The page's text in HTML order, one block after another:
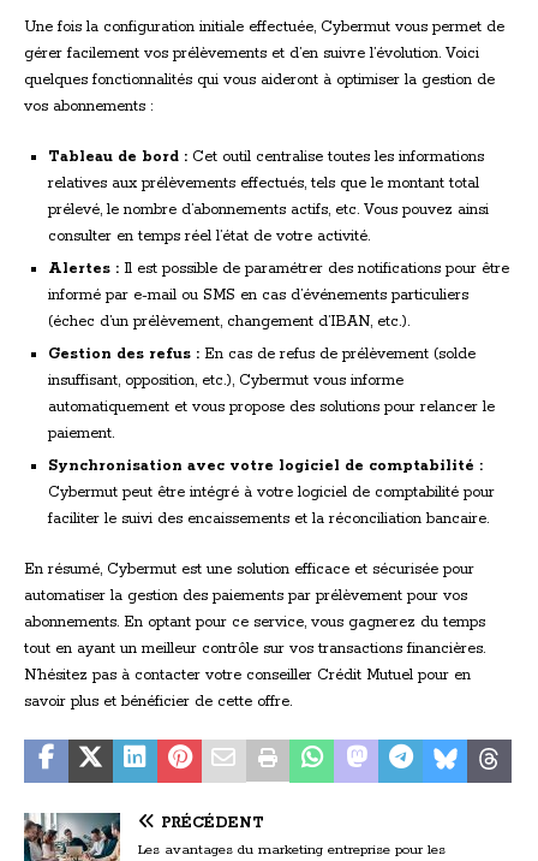
Une fois la configuration initiale effectuée, Cybermut vous permet de
gérer facilement vos prélèvements et d’en suivre l’évolution. Voici
quelques fonctionnalités qui vous aideront à optimiser la gestion de
vos abonnements :
Tableau de bord : Cet outil centralise toutes les informations
relatives aux prélèvements effectués, tels que le montant total
prélevé, le nombre d’abonnements actifs, etc. Vous pouvez ainsi
consulter en temps réel l’état de votre activité.
Alertes : Il est possible de paramétrer des notifications pour être
informé par e-mail ou SMS en cas d’événements particuliers
(échec d’un prélèvement, changement d’IBAN, etc.).
Gestion des refus : En cas de refus de prélèvement (solde
insuffisant, opposition, etc.), Cybermut vous informe
automatiquement et vous propose des solutions pour relancer le
paiement.
Synchronisation avec votre logiciel de comptabilité :
Cybermut peut être intégré à votre logiciel de comptabilité pour
faciliter le suivi des encaissements et la réconciliation bancaire.
En résumé, Cybermut est une solution efficace et sécurisée pour
automatiser la gestion des paiements par prélèvement pour vos
abonnements. En optant pour ce service, vous gagnerez du temps
tout en ayant un meilleur contrôle sur vos transactions financières.
N’hésitez pas à contacter votre conseiller Crédit Mutuel pour en
savoir plus et bénéficier de cette offre.
PRÉCÉDENT
Les avantages du marketing entreprise pour les